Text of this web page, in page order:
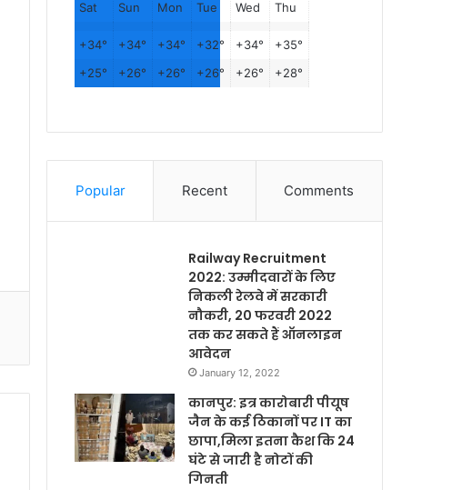
Sat
Sun Mon Tue Wed Thu
+34° +34° +34° +32° +34° +35°
+25° +26° +26° +26° +26° +28°
Popular Recent Comments
Railway Recruitment
2022: उम्मीदवारों के लिए
निकली रेलवे में सरकारी
नौकरी, 20 फरवरी 2022
तक कर सकते हैं ऑनलाइन
आवेदन
January 12, 2022
कानपुर: इत्र कारोबारी पीयूष
जैन के कई ठिकानों पर IT का
छापा,मिला इतना कैश कि 24
घंटे से जारी है नोटों की
गिनती